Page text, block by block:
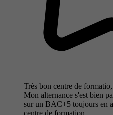
Très bon centre de
Mon alternance s'est bien
sur un BAC+5 toujours en
centre de formation.